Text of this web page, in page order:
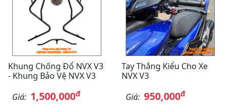
Khung Chống Đổ NVX V3
- Khung Bảo Vệ NVX V3
Giá: 1,500,000đ
Tay Thắng Kiểu Cho Xe
NVX V3
Giá: 950,000đ